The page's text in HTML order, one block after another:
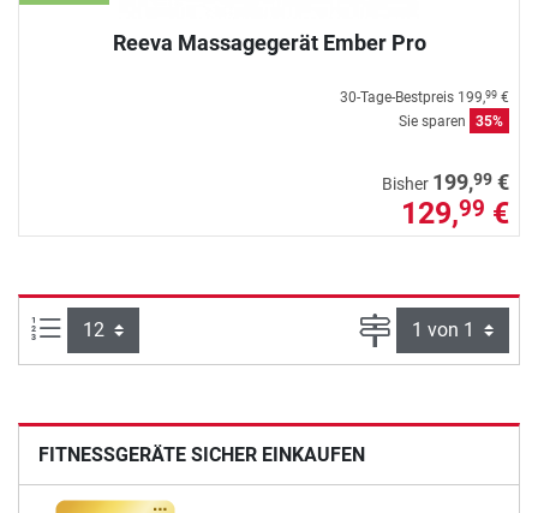
Reeva Massagegerät Ember Pro
30-Tage-Bestpreis 199,99 €
Sie sparen
35%
Bisher 199,99 €
129,99 €
Artikel pro Seite: Seite
FITNESSGERÄTE SICHER EINKAUFEN